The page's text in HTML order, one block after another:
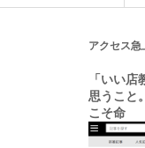
アクセス急
「いい
思うこと
こそ命